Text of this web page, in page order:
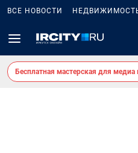
ВСЕ НОВОСТИ
Бесплатная мастерская для медиа